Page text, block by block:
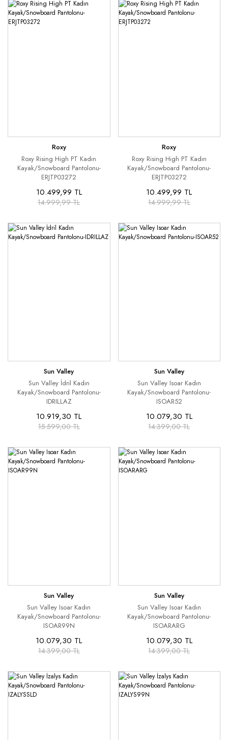
Roxy
Roxy Rising High PT Kadın
Kayak/Snowboard Pantolonu-
ERJTP03272
10.499,99 TL
14.999,99 TL
Roxy
Roxy Rising High PT Kadın
Kayak/Snowboard Pantolonu-
ERJTP03272
10.499,99 TL
14.999,99 TL
Sun Valley
Sun Valley İdril Kadın
Kayak/Snowboard Pantolonu-
IDRILLAZ
10.919,30 TL
15.599,00 TL
Sun Valley
Sun Valley Isoar Kadın
Kayak/Snowboard Pantolonu-
ISOAR52
10.079,30 TL
14.399,00 TL
Sun Valley
Sun Valley Isoar Kadın
Kayak/Snowboard Pantolonu-
ISOAR99N
10.079,30 TL
14.399,00 TL
Sun Valley
Sun Valley Isoar Kadın
Kayak/Snowboard Pantolonu-
ISOARARG
10.079,30 TL
14.399,00 TL